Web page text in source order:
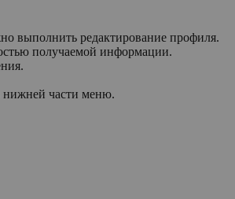
выполнить редактирование профиля.
получаемой информации.
нижней части меню.